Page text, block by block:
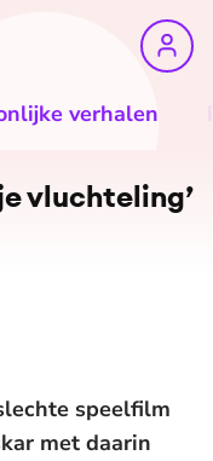
verhalen
vluchteling’
speelfilm
met daarin